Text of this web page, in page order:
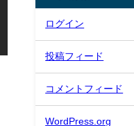
ログイン
投稿フィード
コメントフィード
WordPress.org